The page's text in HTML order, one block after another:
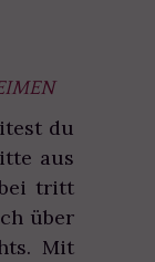
du
aus
tritt
über
Mit